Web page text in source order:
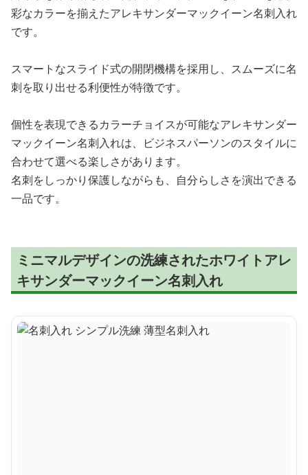
彩なカラーを揃えたアレキサンダーマックイーン名刺入れ
です。
スマートなスライド式の開閉機構を採用し、スムーズに名
刺を取り出せる利便性が特徴です。
個性を表現できるカラーチョイスが可能なアレキサンダー
マックイーン名刺入れは、ビジネスパーソンのスタイルに
合わせて選べる楽しさがあります。
名刺をしっかり保護しながらも、自分らしさを演出できる
一品です。
ミニマルデザインの洗練されたホワイトアレ
キサンダーマックイーン名刺入れ